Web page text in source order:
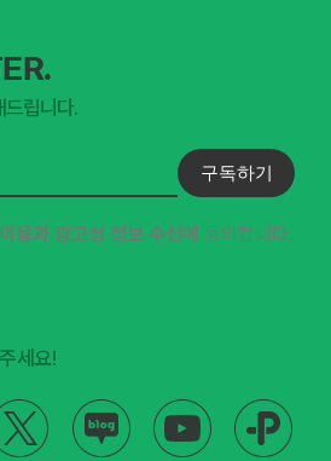
드립니다.
구독하기
용과 광고성 정보 수신에 동의합니다.
세요!